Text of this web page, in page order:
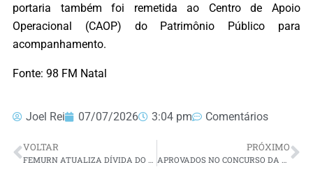
portaria também foi remetida ao Centro de Apoio
Operacional (CAOP) do Patrimônio Público para
acompanhamento.
Fonte: 98 FM Natal
Joel Rei 07/07/2026 3:04 pm Comentários
VOLTAR
FEMURN ATUALIZA DÍVIDA DO GOVERNO DO RN COM MUNICÍPIOS PARA R$ 212,9 MIHÕES
PRÓXIMO
APROVADOS NO CONCURSO DA POLÍCIA CIVIL FAZEM PROTESTO POR NOMEAÇÃO NA GOVERNADORIA